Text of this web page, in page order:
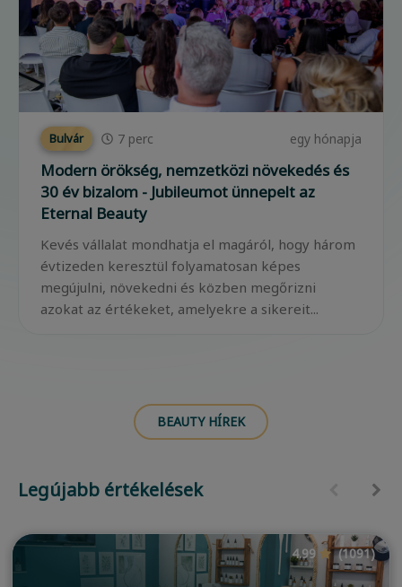
Bulvár 7 perc egy hónapja
Modern örökség, nemzetközi növekedés és
30 év bizalom - Jubileumot ünnepelt az
Eternal Beauty
Kevés vállalat mondhatja el magáról, hogy három
évtizeden keresztül folyamatosan képes
megújulni, növekedni és közben megőrizni
azokat az értékeket, amelyekre a sikereit...
BEAUTY HÍREK
Legújabb értékelések
4.99 (1091)